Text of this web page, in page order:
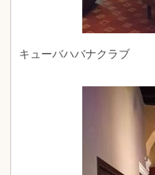
キューバハバナクラブ